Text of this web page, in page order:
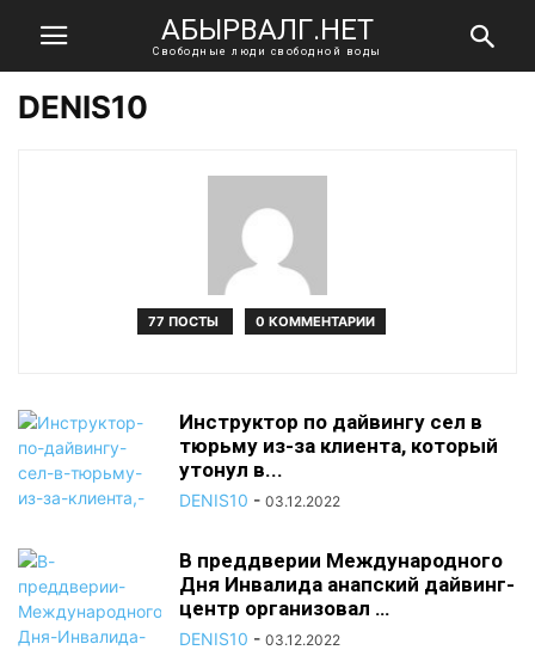
АБЫРВАЛГ.НЕТ
Свободные люди свободной воды
DENIS10
77 ПОСТЫ 0 КОММЕНТАРИИ
Инструктор по дайвингу сел в
тюрьму из-за клиента, который
утонул в...
DENIS10 - 03.12.2022
В преддверии Международного
Дня Инвалида анапский дайвинг-
центр организовал …
DENIS10 - 03.12.2022